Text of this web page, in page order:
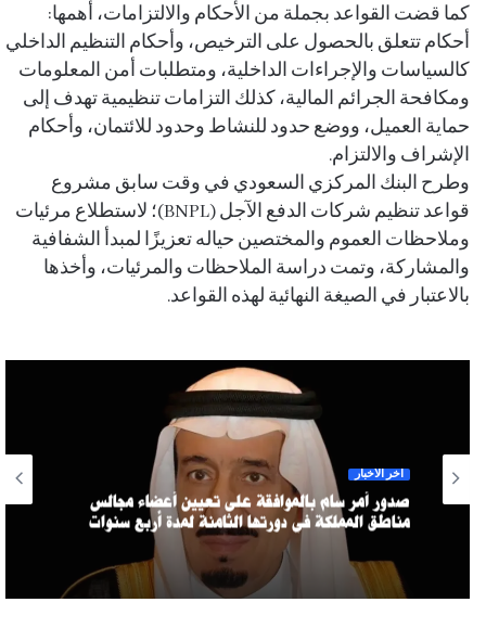
كما قضت القواعد بجملة من الأحكام والالتزامات، أهمها:
أحكام تتعلق بالحصول على الترخيص، وأحكام التنظيم الداخلي
كالسياسات والإجراءات الداخلية، ومتطلبات أمن المعلومات
ومكافحة الجرائم المالية، كذلك التزامات تنظيمية تهدف إلى
حماية العميل، ووضع حدود للنشاط وحدود للائتمان، وأحكام
الإشراف والالتزام.
وطرح البنك المركزي السعودي في وقت سابق مشروع
قواعد تنظيم شركات الدفع الآجل (BNPL)؛ لاستطلاع مرئيات
وملاحظات العموم والمختصين حياله تعزيزًا لمبدأ الشفافية
والمشاركة، وتمت دراسة الملاحظات والمرئيات، وأخذها
بالاعتبار في الصيغة النهائية لهذه القواعد.
آخر الأخبار
صدور أمر سام بالموافقة على تعيين أعضاء مجالس
مناطق المملكة في دورتها الثامنة لمدة أربع سنوات